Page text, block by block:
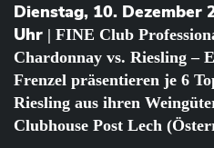
Dienstag, 10. Dezember
Uhr | FINE Club
Chardonnay vs. Riesling –
Frenzel präsentieren je 6
Riesling aus ihren
Clubhouse Post Lech